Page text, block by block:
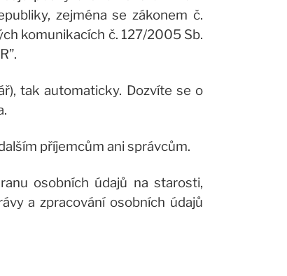
zejména se zákonem č.
komunikacích č. 127/2005 Sb.
tak automaticky. Dozvíte se o
příjemcům ani správcům.
osobních údajů na starosti,
a zpracování osobních údajů